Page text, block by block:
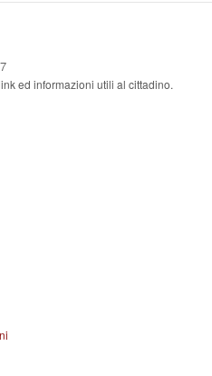
ed informazioni utili al cittadino.